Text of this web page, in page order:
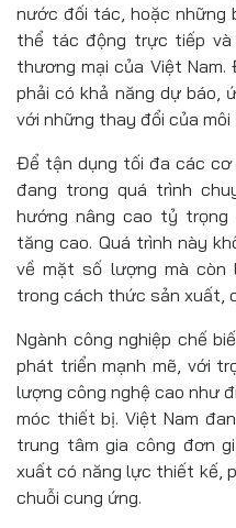
nước đối tác, hoặc những
thể tác động trực tiếp và
thương mại của Việt Nam.
phải có khả năng dự báo,
với những thay đổi của
Để tận dụng tối đa các cơ
đang trong quá trình
hướng nâng cao tỷ
tăng cao. Quá trình này
về mặt số lượng mà
trong cách thức sản xuất,
Ngành công nghiệp chế
phát triển mạnh mẽ, với
lượng công nghệ cao như
móc thiết bị. Việt Nam
trung tâm gia công đơn
xuất có năng lực thiết kế,
chuỗi cung ứng.